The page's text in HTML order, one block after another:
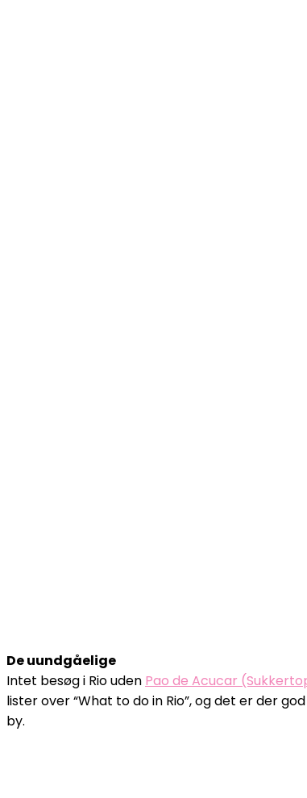
De uundgåelige
Intet besøg i Rio uden Pao de Acucar
lister over “What to do in Rio”, og det er der
by.